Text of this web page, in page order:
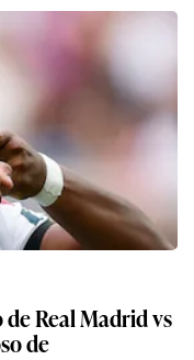
Real Madrid vs
de